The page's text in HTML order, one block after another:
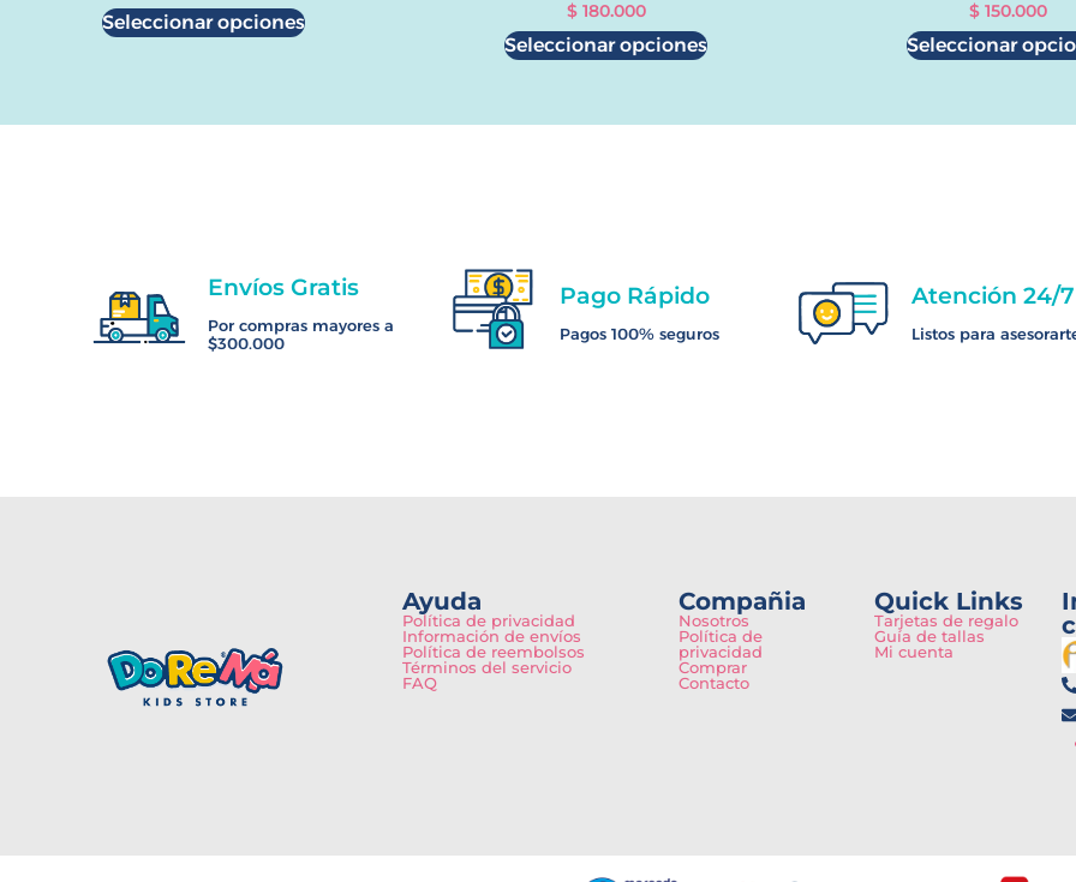
Seleccionar opciones $180.000
Seleccionar opciones
$ 150.000
Seleccionar
Envíos Gratis
Por compras mayores a
$300.000
Pago Rápido
Pagos 100% seguros
Atención 24/7
Listos para
Ayuda
Política de privacidad
Información de envíos
Política de reembolsos
Términos del servicio
FAQ
Compañia
Nosotros
Política de
privacidad
Comprar
Contacto
Quick Links
Tarjetas de regalo
Guía de tallas
Mi cuenta